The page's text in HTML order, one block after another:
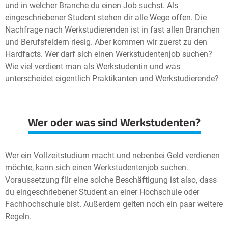
und in welcher Branche du einen Job suchst. Als
eingeschriebener Student stehen dir alle Wege offen. Die
Nachfrage nach Werkstudierenden ist in fast allen Branchen
und Berufsfeldern riesig. Aber kommen wir zuerst zu den
Hardfacts. Wer darf sich einen Werkstudentenjob suchen?
Wie viel verdient man als Werkstudentin und was
unterscheidet eigentlich Praktikanten und Werkstudierende?
Wer oder was sind Werkstudenten?
Wer ein Vollzeitstudium macht und nebenbei Geld verdienen
möchte, kann sich einen Werkstudentenjob suchen.
Voraussetzung für eine solche Beschäftigung ist also, dass
du eingeschriebener Student an einer Hochschule oder
Fachhochschule bist. Außerdem gelten noch ein paar weitere
Regeln.